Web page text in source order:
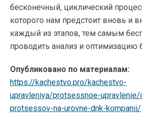
бесконечный, циклический
которого нам предстоит вновь и
каждый из этапов, тем самым
проводить анализ и оптимизацию
Опубликовано по материалам:
https://kachestvo.pro/kachestvo-
upravleniya/protsessnoe-
protsessov-na-urovne-dnk-kompanii/